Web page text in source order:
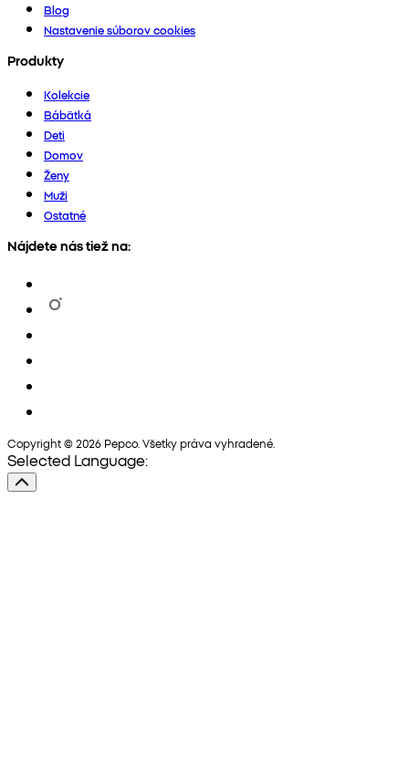
Blog
Nastavenie súborov cookies
Produkty
Kolekcie
Bábätká
Deti
Domov
Ženy
Muži
Ostatné
Nájdete nás tiež na:
Copyright © 2026 Pepco. Všetky práva vyhradené.
Selected Language: